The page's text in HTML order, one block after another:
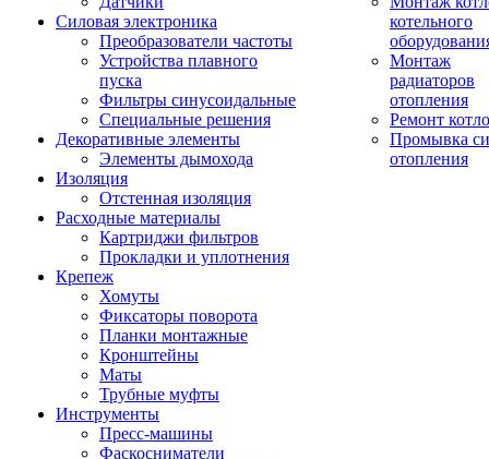
Силовая электроника
Преобразователи частоты
Устройства плавного
пуска
Фильтры синусоидальные
Специальные решения
Декоративные элементы
Элементы дымохода
Изоляция
Отстенная изоляция
Расходные материалы
Картриджи фильтров
Прокладки и уплотнения
Крепеж
Хомуты
Фиксаторы поворота
Планки монтажные
Кронштейны
Маты
Трубные муфты
Инструменты
Пресс-машины
Фаскосниматели
котельного
Монтаж
радиаторов
отопления
Ремонт
Промывка
отопления